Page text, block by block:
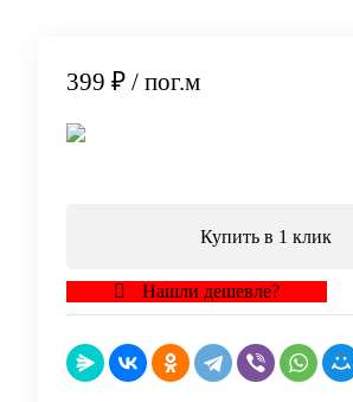
399 ₽ / пог.м
Купить в 1 клик
Нашли дешевле?